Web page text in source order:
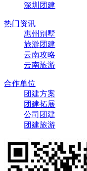
深圳团建
热门资讯
惠州别墅
旅游团建
云南攻略
云南旅游
合作单位
团建方案
团建拓展
公司团建
团建旅游